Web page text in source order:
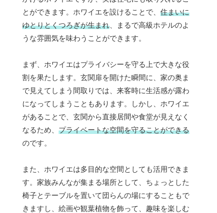
とができます。ホワイエを設けることで、 住まいに
ゆとりとくつろぎが生まれ 、まるで高級ホテルのよ
うな雰囲気を味わうことができます。
まず、ホワイエはプライバシーを守る上で大きな役
割を果たします。玄関扉を開けた瞬間に、家の奥ま
で見えてしまう間取りでは、来客時に生活感が露わ
になってしまうこともあります。しかし、ホワイエ
があることで、玄関から直接居間や食堂が見えなく
なるため、 プライベートな空間を守ることができる
のです。
また、ホワイエは多目的な空間としても活用できま
す。家族みんなが集まる場所として、ちょっとした
椅子とテーブルを置いて団らんの場にすることもで
きますし、絵画や観葉植物を飾って、趣味を楽しむ